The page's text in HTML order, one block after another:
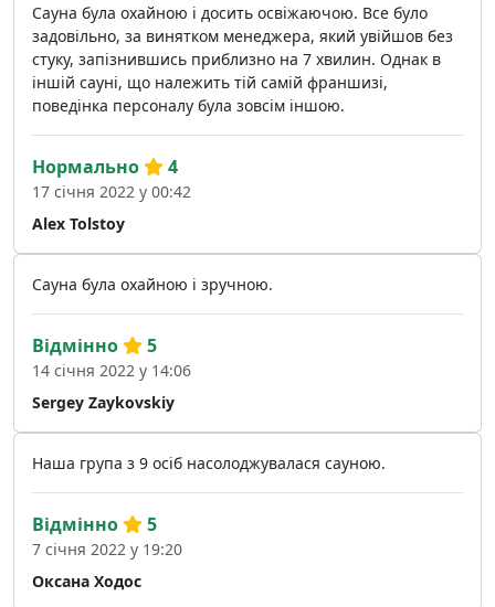
Сауна була охайною і досить освіжаючою. Все було
задовільно, за винятком менеджера, який увійшов без
стуку, запізнившись приблизно на 7 хвилин. Однак в
іншій сауні, що належить тій самій франшизі,
поведінка персоналу була зовсім іншою.
Alex Tolstoy
Нормально 4
17 січня 2022 у 00:42
Сауна була охайною і зручною.
Sergey Zaykovskiy
Відмінно 5
14 січня 2022 у 14:06
Наша група з 9 осіб насолоджувалася сауною.
Оксана Ходос
Відмінно 5
7 січня 2022 у 19:20